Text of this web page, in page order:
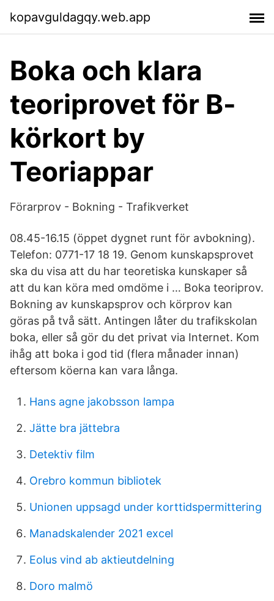
kopavguldagqy.web.app
Boka och klara
teoriprovet för B-
körkort by
Teoriappar
Förarprov - Bokning - Trafikverket
08.45-16.15 (öppet dygnet runt för avbokning).
Telefon: 0771-17 18 19. Genom kunskapsprovet
ska du visa att du har teoretiska kunskaper så
att du kan köra med omdöme i … Boka teoriprov.
Bokning av kunskapsprov och körprov kan
göras på två sätt. Antingen låter du trafikskolan
boka, eller så gör du det privat via Internet. Kom
ihåg att boka i god tid (flera månader innan)
eftersom köerna kan vara långa.
Hans agne jakobsson lampa
Jätte bra jättebra
Detektiv film
Orebro kommun bibliotek
Unionen uppsagd under korttidspermittering
Manadskalender 2021 excel
Eolus vind ab aktieutdelning
Doro malmö